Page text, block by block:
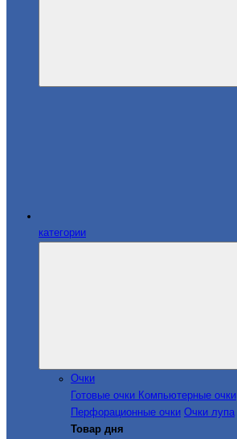
категории
Очки
Готовые очки Компьютерные очки
Перфорационные очки Очки лупа
Товар дня